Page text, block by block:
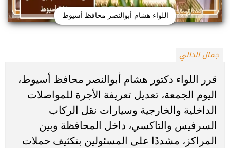
اللواء هشام أبوالنصر محافظ أسيوط
جمال الدالي
قرر اللواء دكتور هشام أبوالنصر محافظ أسيوط،
اليوم الجمعة، تعديل تعريفة الأجرة للمواصلات
الداخلية والخارجية وسيارات نقل الركاب
السرفيس والتاكسي، داخل المحافظة وبين
المراكز، مشددًا على المسئولين بتكثيف حملات